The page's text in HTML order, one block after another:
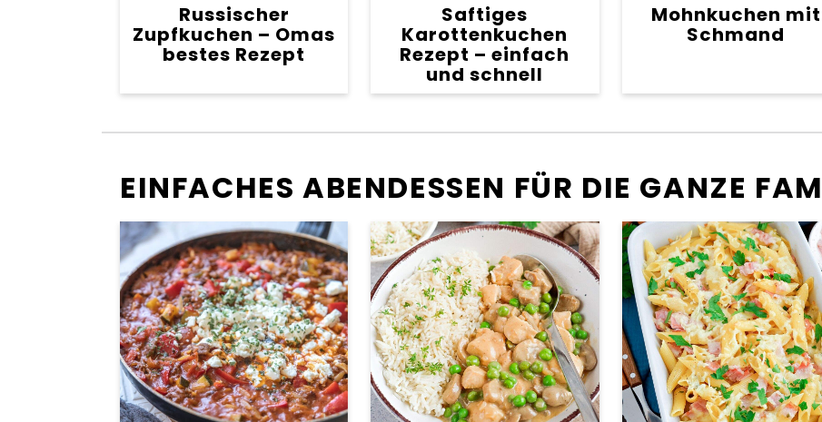
Russischer
Zupfkuchen – Omas
bestes Rezept
Saftiges
Karottenkuchen
Rezept – einfach
und schnell
Mohnkuchen mit
Schmand
EINFACHES ABENDESSEN FÜR DIE GANZE